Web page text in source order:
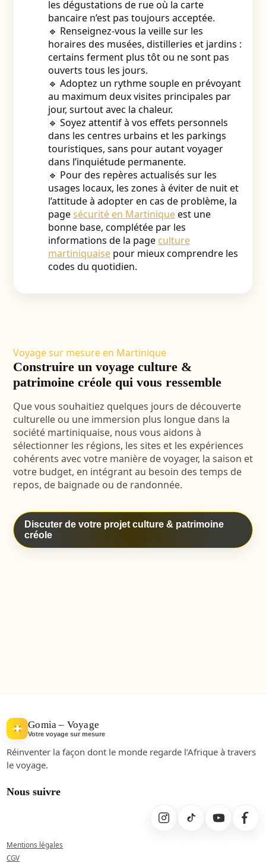
les dégustations de rue où la carte
bancaire n’est pas toujours acceptée.
🔹 Renseignez-vous la veille sur les
horaires des musées, distilleries et jardins :
certains ferment plus tôt ou ne sont pas
ouverts tous les jours.
🔹 Adoptez un rythme souple en prévoyant
au maximum deux visites principales par
jour, surtout avec la chaleur.
🔹 Soyez attentif à vos effets personnels
dans les centres urbains et les parkings
touristiques, sans pour autant voyager
dans l’inquiétude permanente.
🔹 Pour des repères actualisés sur les
usages locaux, les zones à éviter de nuit et
l’attitude à adopter en cas de problème, la
pagesécurité en Martiniqueest une
bonne base, complétée par les
informations de la page culture
martiniquaisepour mieux comprendre les
codes du quotidien.
Voyage sur mesure en Martinique
Construire un voyage culture &
patrimoine créole qui vous ressemble
Que vous souhaitiez quelques jours de découverte
culturelle ou une immersion plus longue dans la
société martiniquaise, nous vous aidons à
sélectionner les régions, les sites et les expériences
cohérents avec votre manière de voyager, la saison et
votre budget, en intégrant au besoin des temps de
repos, de baignade ou de randonnée.
Discuter de votre projet culture & patrimoine
créole
Gomia – Voyage
Votre voyage sur mesure
Réinventer la façon dont le monde regarde l’Afrique à travers
le voyage.
Nous suivre
Mentions légales
CGV